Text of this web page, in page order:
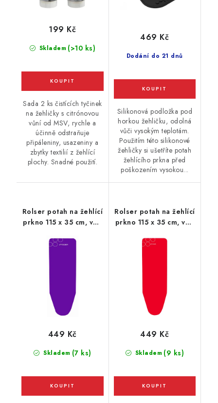
Skladem (>10 ks)
199 Kč
Sada 2 ks čistících tyčinek
na žehličky s citrónovou
vůní od MSV, rychle a
účinně odstraňuje
připáleniny, usazeniny a
zbytky textilií z žehlící
plochy. Snadné použití.
Dodání do 21 dnů
469 Kč
Silikonová podložka pod
horkou žehličku, odolná
vůči vysokým teplotám.
Použitím této silikonové
žehličky si ušetříte potah
žehlícího prkna před
poškozením vysokou...
Rolser potah na žehlící
prkno 115 x 35 cm, vel.
fialový
Skladem (7 ks)
449 Kč
Rolser potah na žehlící
prkno 115 x 35 cm, vel.
červený
Skladem (9 ks)
449 Kč